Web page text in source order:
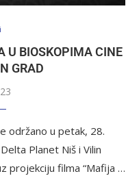
U BIOSKOPIMA CINE
GRAD
održano u petak, 28.
Planet Niš i Vilin
projekciju filma “Mafija …